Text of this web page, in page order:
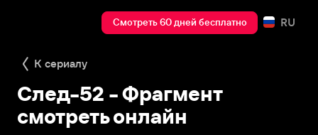
Смотреть 60 дней бесплатно RU
К сериалу
След-52 - Фрагмент
смотреть онлайн